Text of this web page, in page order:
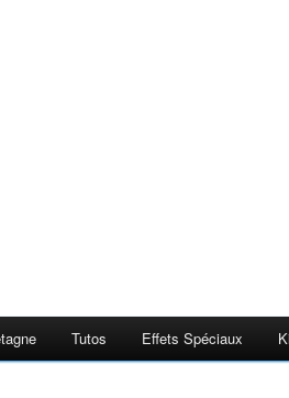
Tutos Effets Spéciaux